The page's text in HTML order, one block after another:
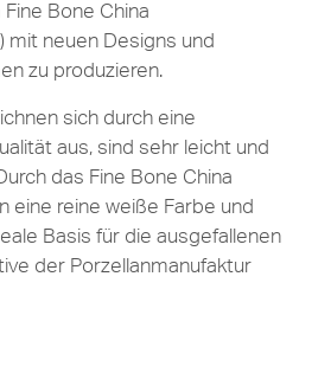
Bone China
mit neuen Designs und
zu produzieren.
sich durch eine
aus, sind sehr leicht und
das Fine Bone China
eine reine weiße Farbe und
Basis für die ausgefallenen
der Porzellanmanufaktur